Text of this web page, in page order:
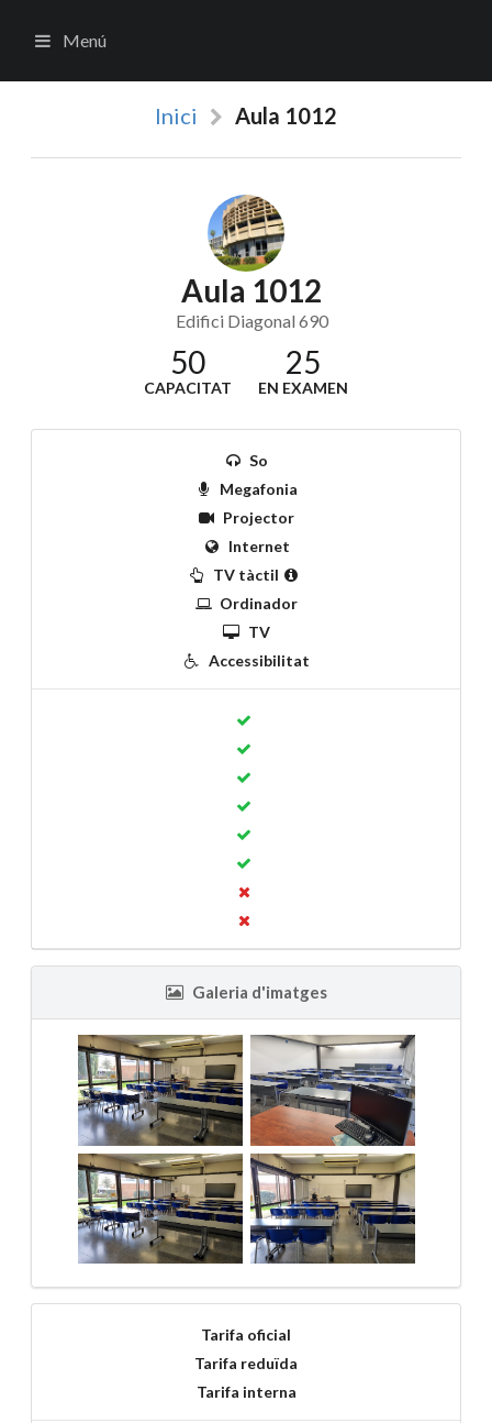
Menú
Inici Aula 1012
Aula 1012
Edifici Diagonal 690
50
CAPACITAT
25
EN EXAMEN
So
Megafonia
Projector
Internet
TV tàctil
Ordinador
TV
Accessibilitat
Galeria d'imatges
Tarifa oficial
Tarifa reduïda
Tarifa interna